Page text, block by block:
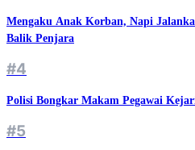
Mengaku Anak Korban, Napi
Balik Penjara
#4
Polisi Bongkar Makam Pegawai
#5